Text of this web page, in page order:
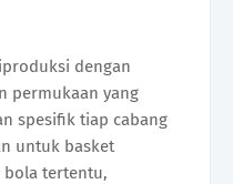
dengan
permukaan yang
spesifik tiap cabang
untuk basket
tertentu,